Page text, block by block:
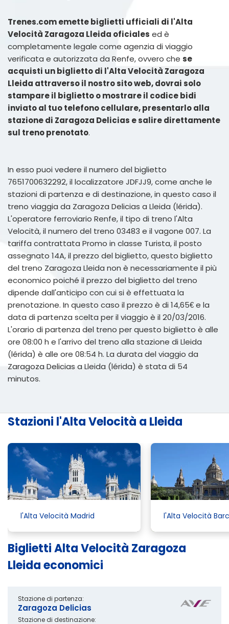
Trenes.com emette biglietti ufficiali di l'Alta
Velocità Zaragoza Lleida oficiales ed è
completamente legale come agenzia di viaggio
verificata e autorizzata da Renfe, ovvero che se
acquisti un biglietto di l'Alta Velocità Zaragoza
Lleida attraverso il nostro sito web, dovrai solo
stampare il biglietto o mostrare il codice bidi
inviato al tuo telefono cellulare, presentarlo alla
stazione di Zaragoza Delicias e salire direttamente
sul treno prenotato.
In esso puoi vedere il numero del biglietto
7651700632292, il localizzatore JDFJJ9, come anche le
stazioni di partenza e di destinazione, in questo caso il
treno viaggia da Zaragoza Delicias a Lleida (lérida).
L'operatore ferroviario Renfe, il tipo di treno l'Alta
Velocità, il numero del treno 03483 e il vagone 007. La
tariffa contrattata Promo in classe Turista, il posto
assegnato 14A, il prezzo del biglietto, questo biglietto
del treno Zaragoza Lleida non è necessariamente il più
economico poiché il prezzo del biglietto del treno
dipende dall'anticipo con cui si è effettuata la
prenotazione. In questo caso il prezzo è di 14,65€ e la
data di partenza scelta per il viaggio è il 20/03/2016.
L'orario di partenza del treno per questo biglietto è alle
ore 08:00 h e l'arrivo del treno alla stazione di Lleida
(lérida) è alle ore 08:54 h. La durata del viaggio da
Zaragoza Delicias a Lleida (lérida) è stata di 54
minutos.
Stazioni l'Alta Velocità a Lleida
l'Alta Velocità Madrid l'Alta Velocità
Biglietti Alta Velocità Zaragoza
Lleida economici
Stazione di partenza:
Zaragoza Delicias
Stazione di destinazione: